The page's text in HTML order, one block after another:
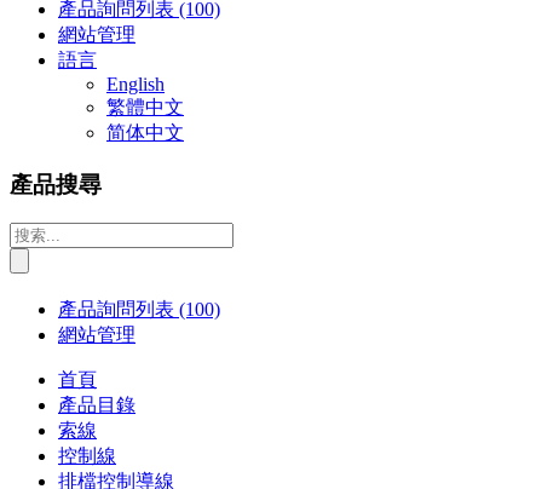
產品詢問列表 (100)
網站管理
語言
English
繁體中文
简体中文
產品搜尋
產品詢問列表 (100)
網站管理
首頁
產品目錄
索線
控制線
排檔控制導線